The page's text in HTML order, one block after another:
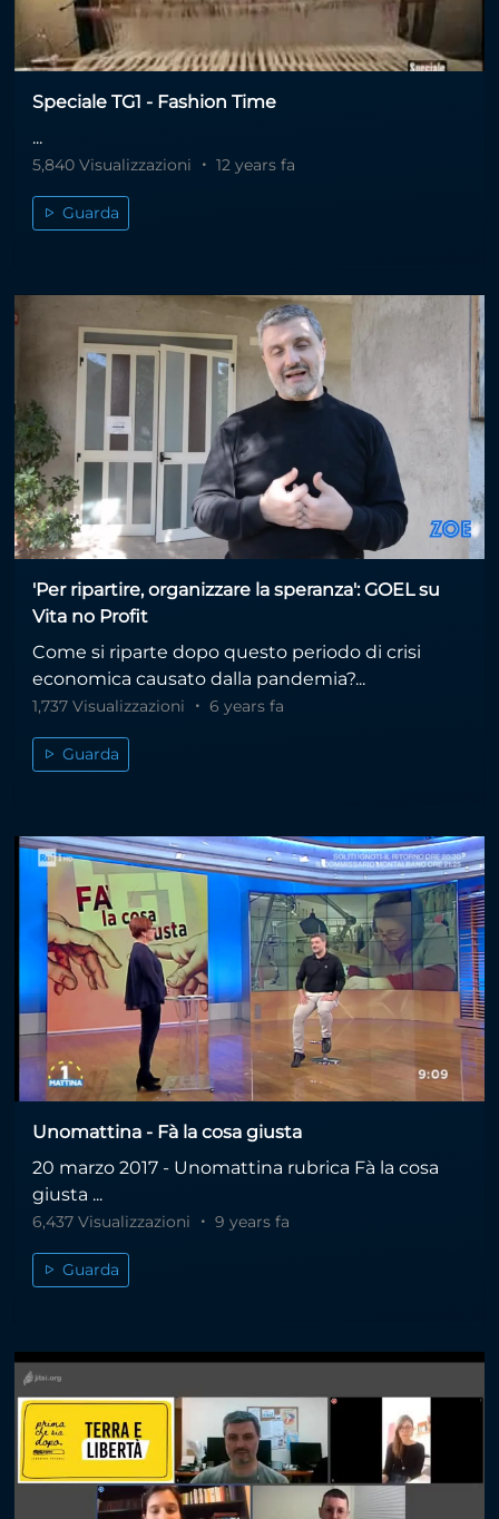
Speciale TG1 - Fashion Time
...
5,840 Visualizzazioni 12 years fa
Guarda
'Per ripartire, organizzare la speranza': GOEL su
Vita no Profit
Come si riparte dopo questo periodo di crisi
economica causato dalla pandemia?...
1,737 Visualizzazioni 6 years fa
Guarda
Unomattina - Fà la cosa giusta
20 marzo 2017 - Unomattina rubrica Fà la cosa
giusta ...
6,437 Visualizzazioni 9 years fa
Guarda